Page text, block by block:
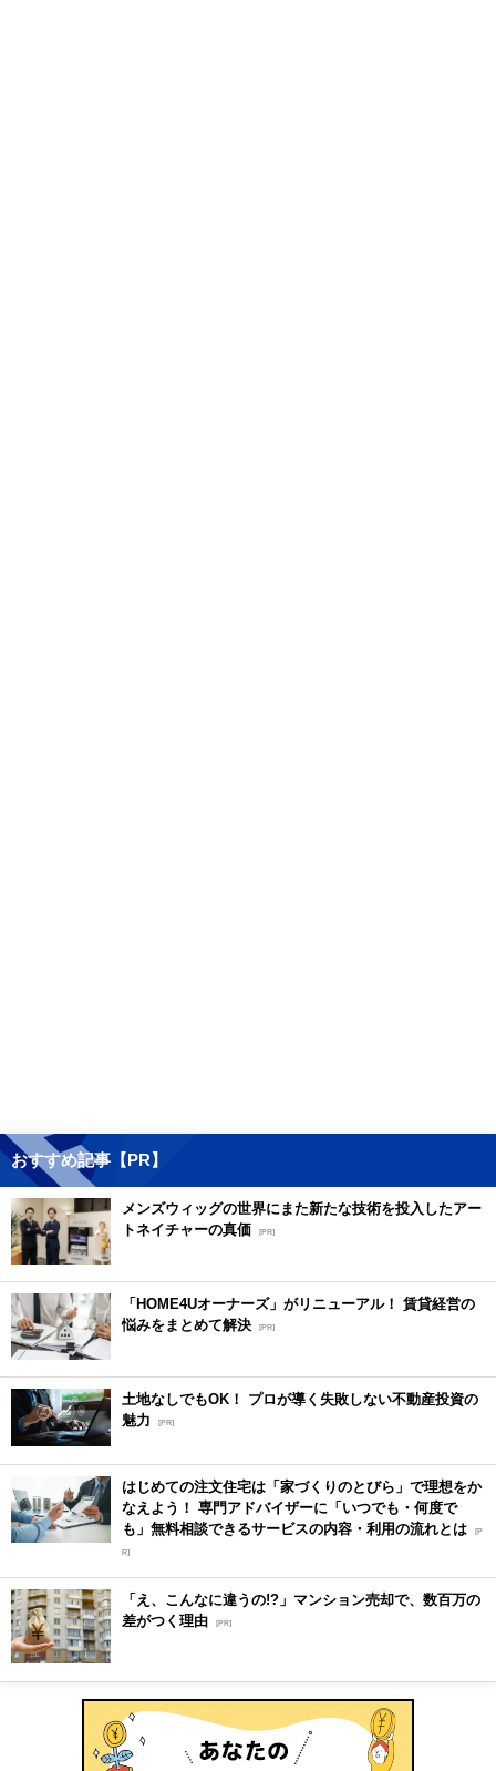
おすすめ記事【PR】
メンズウィッグの世界にまた新たな技術を投入したアー
トネイチャーの真価 [PR]
「HOME4Uオーナーズ」がリニューアル！ 賃貸経営の
悩みをまとめて解決 [PR]
土地なしでもOK！ プロが導く失敗しない不動産投資の
魅力
[PR]
はじめての注文住宅は「家づくりのとびら」で理想をか
なえよう！ 専門アドバイザーに「いつでも・何度で
も」無料相談できるサービスの内容・利用の流れとは [P
R]
「え、こんなに違うの!?」マンション売却で、数百万の
差がつく理由 [PR]